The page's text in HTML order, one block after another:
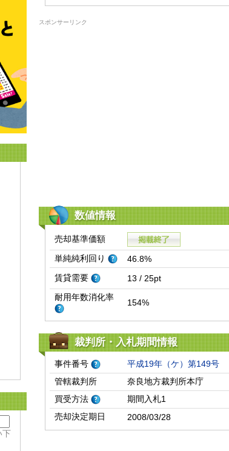
下
スポンサーリンク
数値情報
売却基準価額
単純純利回り
46.8%
賃貸需要
13 / 25pt
耐用年数消化率
154%
裁判所・入札期間情報
事件番号 平成19年（ケ）第149号
管轄裁判所
奈良地方裁判所本庁
買受方法
期間入札1
売却決定期日
2008/03/28